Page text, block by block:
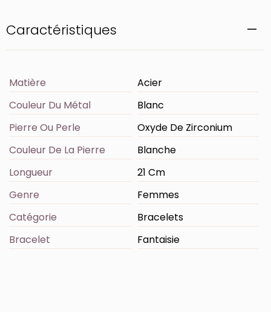
Caractéristiques
Matière
Acier
Couleur Du Métal
Blanc
Pierre Ou Perle
Oxyde De Zirconium
Couleur De La Pierre
Blanche
Longueur
21 Cm
Genre
Femmes
Catégorie
Bracelets
Bracelet
Fantaisie